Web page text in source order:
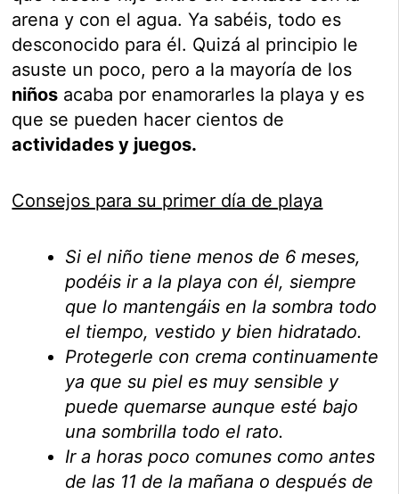
arena y con el agua. Ya sabéis, todo es
desconocido para él. Quizá al principio le
asuste un poco, pero a la mayoría de los
niños acaba por enamorarles la playa y es
que se pueden hacer cientos de
actividades y juegos.
Consejos para su primer día de playa
Si el niño tiene menos de 6 meses,
podéis ir a la playa con él, siempre
que lo mantengáis en la sombra todo
el tiempo, vestido y bien hidratado.
Protegerle con crema continuamente
ya que su piel es muy sensible y
puede quemarse aunque esté bajo
una sombrilla todo el rato.
Ir a horas poco comunes como antes
de las 11 de la mañana o después de